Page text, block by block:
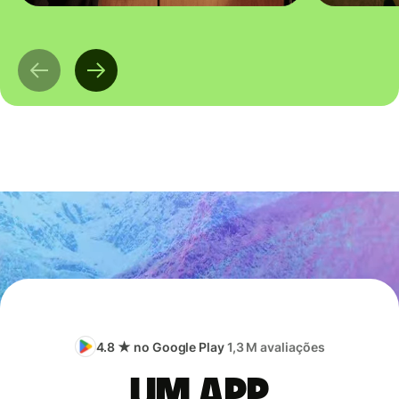
4.8 ★ no Google Play1,3 M avaliações